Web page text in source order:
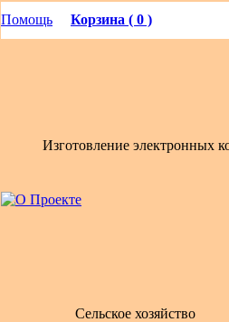
Помощь Корзина ( 0 )
Изготовление электронных
Сельское хозяйство